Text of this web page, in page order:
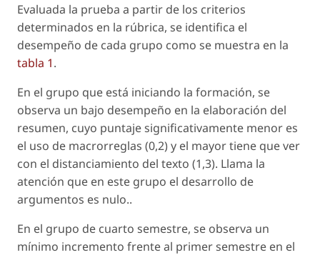
Evaluada la prueba a partir de los criterios
determinados en la rúbrica, se identifica el
desempeño de cada grupo como se muestra en la
tabla 1.
En el grupo que está iniciando la formación, se
observa un bajo desempeño en la elaboración del
resumen, cuyo puntaje significativamente menor es
el uso de macrorreglas (0,2) y el mayor tiene que ver
con el distanciamiento del texto (1,3). Llama la
atención que en este grupo el desarrollo de
argumentos es nulo..
En el grupo de cuarto semestre, se observa un
mínimo incremento frente al primer semestre en el